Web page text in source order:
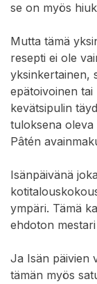
se on myös
Mutta tämä
resepti ei ole
yksinkertainen,
epätoivoinen
kevätsipulin
tuloksena oleva
Pâtén
Isänpäivänä
ympäri. Tämä
ehdoton
Ja Isän päivien
tämän myös